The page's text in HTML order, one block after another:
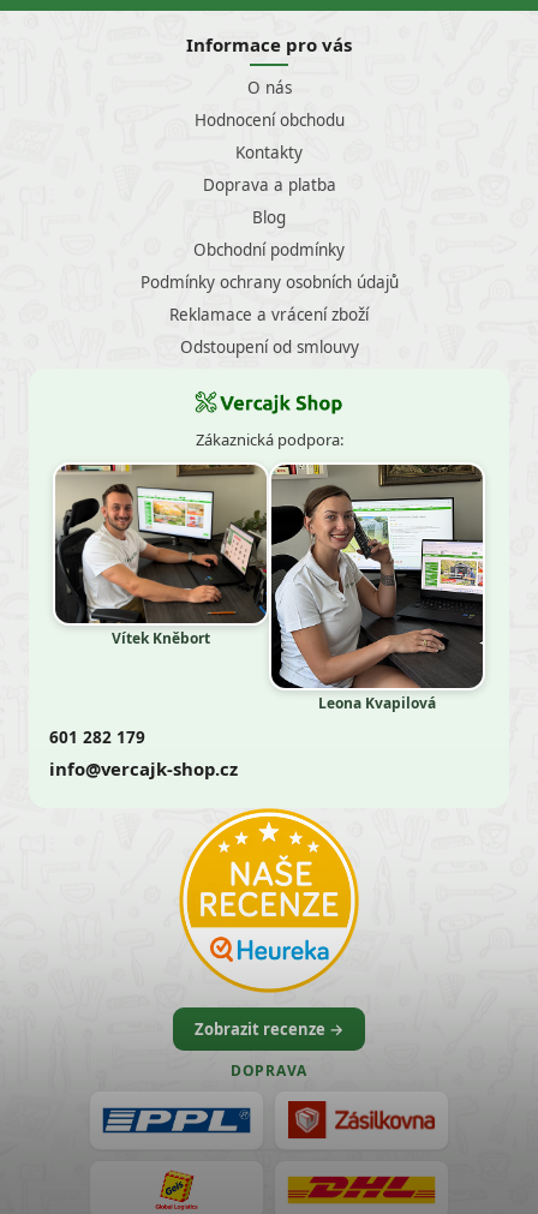
Informace pro vás
O nás
Hodnocení obchodu
Kontakty
Doprava a platba
Blog
Obchodní podmínky
Podmínky ochrany osobních údajů
Reklamace a vrácení zboží
Odstoupení od smlouvy
Zákaznická podpora:
Vítek Kněbort
Leona Kvapilová
601 282 179
info@vercajk-shop.cz
Zobrazit recenze →
DOPRAVA